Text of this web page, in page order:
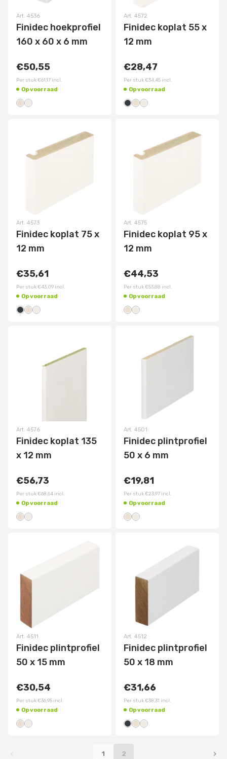
Art. 4536
Finidec hoekprofiel
160 x 60 x 6 mm
€50,55
Per stuk€61,17 incl.
Op voorraad
Art. 4572
Finidec koplat 55 x
12 mm
€28,47
Per stuk€34,45 incl.
Op voorraad
Art. 4573
Finidec koplat 75 x
12 mm
€35,61
Per stuk€43,09 incl.
Op voorraad
Art. 4575
Finidec koplat 95 x
12 mm
€44,53
Per stuk€53,88 incl.
Op voorraad
Art. 4576
Finidec koplat 135
x 12 mm
€56,73
Per stuk€68,64 incl.
Op voorraad
Art. 4501
Finidec plintprofiel
50 x 6 mm
€19,81
Per stuk€23,97 incl.
Op voorraad
Art. 4511
Finidec plintprofiel
50 x 15 mm
€30,54
Per stuk€36,95 incl.
Op voorraad
Art. 4512
Finidec plintprofiel
50 x 18 mm
€31,66
Per stuk€38,31 incl.
Op voorraad
1 2